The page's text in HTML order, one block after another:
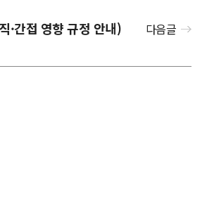
다음글
·간접 영향 규정 안내)